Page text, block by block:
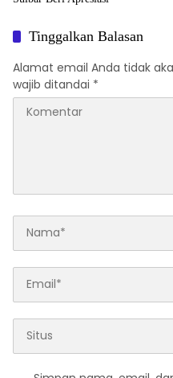
Tinggalkan Balasan
Alamat email Anda tidak
wajib ditandai *